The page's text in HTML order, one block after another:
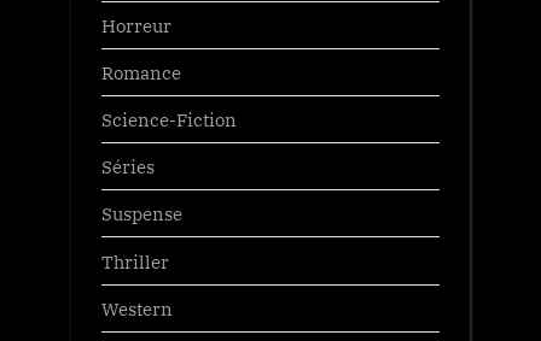
Horreur
Romance
Science-Fiction
Séries
Suspense
Thriller
Western